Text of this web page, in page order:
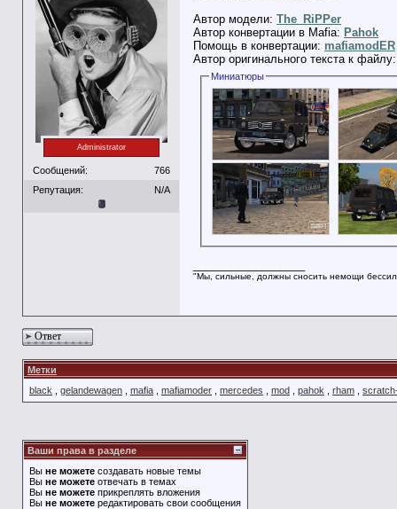
Administrator
Сообщений:
766
Репутация:
N/A
Автор модели: The_RiPPer
Автор конвертации в Mafia: Pahok
Помощь в конвертации: mafiamodER
Автор оригинального текста к
Миниатюры
"Мы, сильные, должны сносить немощи
Ответ
Метки
black
gelandewagen mafia mafiamoder mercedes mod pahok rham
Ваши права в разделе
Вы не можете создавать новые темы
Вы не можете отвечать в темах
Вы не можете прикреплять вложения
Вы не можете редактировать свои сообщения